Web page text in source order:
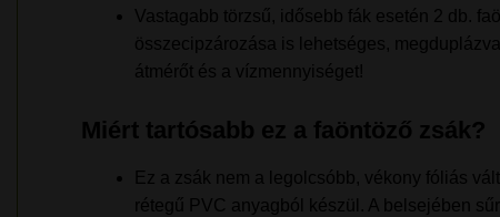
Vastagabb törzsű, idősebb fák esetén 2 db.
összecipzározása is lehetséges,
átmérőt és a vízmennyiséget!
Miért tartósabb ez a faöntöző zsák?
Ez a zsák nem a legolcsóbb, vékony fóliás
rétegű PVC anyagból készül. A belsejében